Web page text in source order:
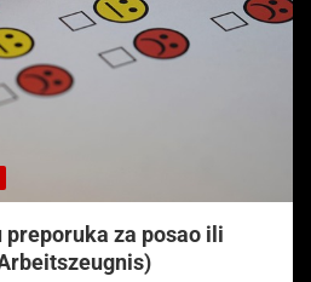
za posao ili